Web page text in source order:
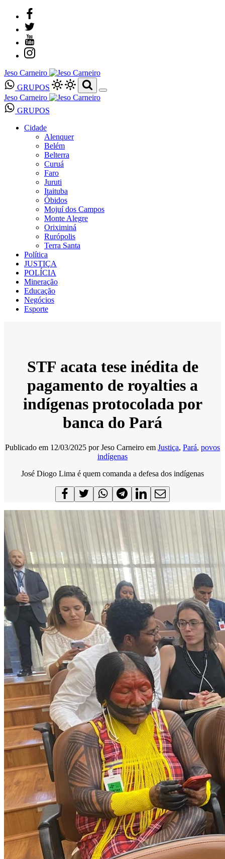
Jeso Carneiro
GRUPOS
Jeso Carneiro
GRUPOS
Cidade
Alenquer
Belém
Belterra
Curuá
Faro
Juruti
Itaituba
Óbidos
Mojuí dos Campos
Monte Alegre
Oriximiná
Rurópolis
Terra Santa
Política
JUSTIÇA
POLÍCIA
Mineração
Educação
Negócios
Esporte
STF acata tese inédita de
pagamento de royalties a
indígenas protocolada por
banca do Pará
Publicado em 12/03/2025 porJeso Carneiro em Justiça, Pará, povos
indígenas
José Diogo Lima é quem comanda a defesa dos indígenas